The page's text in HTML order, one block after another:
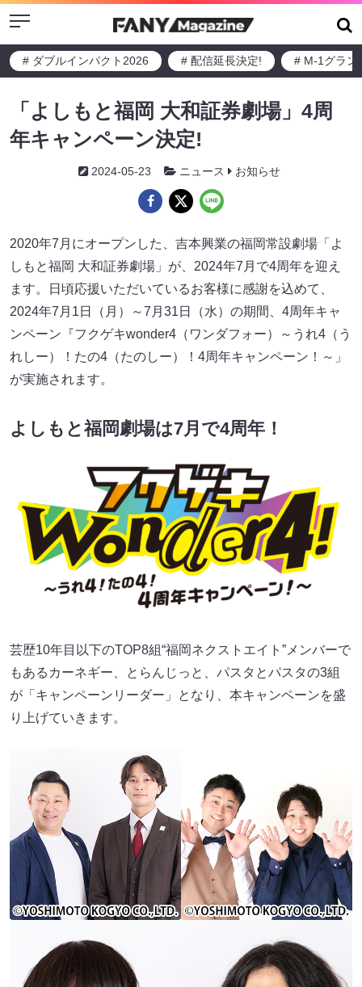
Menu
# ダブルインパクト2026 # 配信延長決定! # M-1グラン
「よしもと福岡 大和証券劇場」4周
年キャンペーン決定!
2024-05-23 ニュース お知らせ
2020年7月にオープンした、吉本興業の福岡常設劇場「よ
しもと福岡 大和証券劇場」が、2024年7月で4周年を迎え
ます。日頃応援いただいているお客様に感謝を込めて、
2024年7月1日（月）～7月31日（水）の期間、4周年キャ
ンペーン『フクゲキwonder4（ワンダフォー）～うれ4（う
れしー）！たの4（たのしー）！4周年キャンペーン！～」
が実施されます。
よしもと福岡劇場は7月で4周年！
芸歴10年目以下のTOP8組“福岡ネクストエイト”メンバーで
もあるカーネギー、とらんじっと、パスタとパスタの3組
が「キャンペーンリーダー」となり、本キャンペーンを盛
り上げていきます。